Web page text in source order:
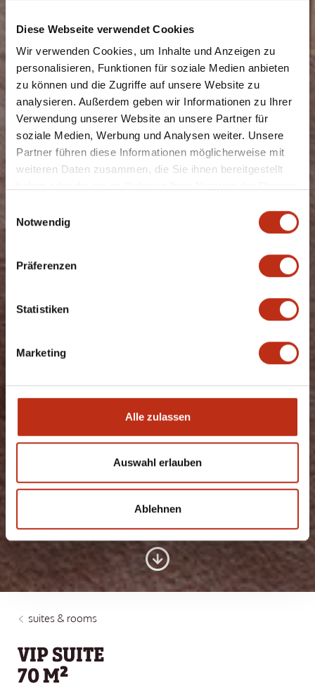
Diese Webseite verwendet Cookies
Wir verwenden Cookies, um Inhalte und Anzeigen zu
personalisieren, Funktionen für soziale Medien anbieten
zu können und die Zugriffe auf unsere Website zu
analysieren. Außerdem geben wir Informationen zu Ihrer
Verwendung unserer Website an unsere Partner für
soziale Medien, Werbung und Analysen weiter. Unsere
Partner führen diese Informationen möglicherweise mit
weiteren Daten zusammen, die Sie ihnen bereitgestellt
Notwendig
Präferenzen
Statistiken
Marketing
Alle zulassen
Auswahl erlauben
Ablehnen
FEEL AT HOME THE
MOMENT YOU
suites & rooms
VIP SUITE
70 M²